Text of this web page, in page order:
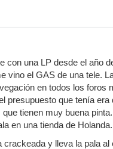
una LP desde el año
vino el GAS de una tele.
en todos los foros
presupuesto que tenía
tienen muy buena
en una tienda de Holanda.
y lleva la pala